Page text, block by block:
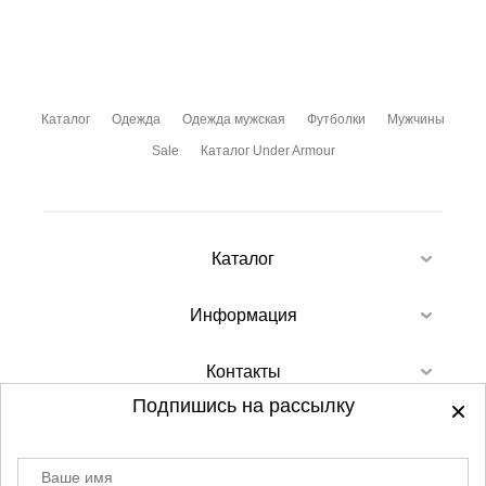
Каталог Одежда Одежда мужская Футболки Мужчины
Sale Каталог Under Armour
Каталог
Информация
Контакты
Подпишись на рассылку
Ваше имя